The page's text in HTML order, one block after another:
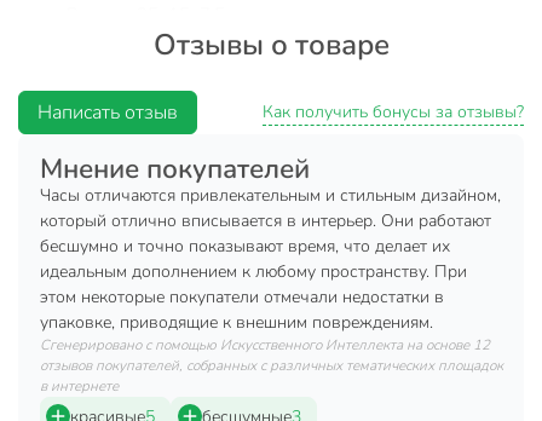
Тип механизма: кварцевый.
Материал: металл, дерево.
Календарь: есть.
Будильник: нет.
Питание: батарейка АА 1 шт.
Батарейка в комплектацию не входит.
Преимущества:
Механизм обеспечивает высокую точность хода
часов.
Отзывы о товаре
Написать отзыв Как получить бонусы за отзывы?
Мнение покупателей
Часы отличаются привлекательным и стильным дизайном,
который отлично вписывается в интерьер. Они работают
бесшумно и точно показывают время, что делает их
идеальным дополнением к любому пространству. При
этом некоторые покупатели отмечали недостатки в
упаковке, приводящие к внешним повреждениям.
Сгенерировано с помощью Искусственного Интеллекта на основе 12
отзывов покупателей, собранных с различных тематических площадок
в интернете